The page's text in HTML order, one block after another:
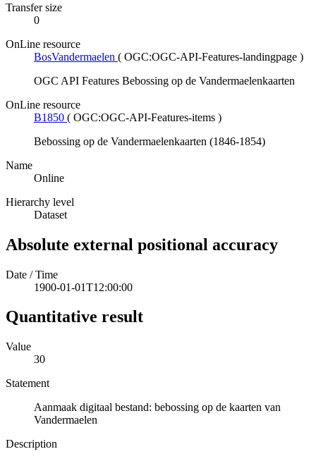
Transfer size
0
OnLine resource
BosVandermaelen ( OGC:OGC-API-Features-landingpage )
OGC API Features Bebossing op de Vandermaelenkaarten
OnLine resource
B1850 ( OGC:OGC-API-Features-items )
Bebossing op de Vandermaelenkaarten (1846-1854)
Name
Online
Hierarchy level
Dataset
Absolute external positional accuracy
Date / Time
1900-01-01T12:00:00
Quantitative result
Value
30
Statement
Aanmaak digitaal bestand: bebossing op de kaarten van
Vandermaelen
Description